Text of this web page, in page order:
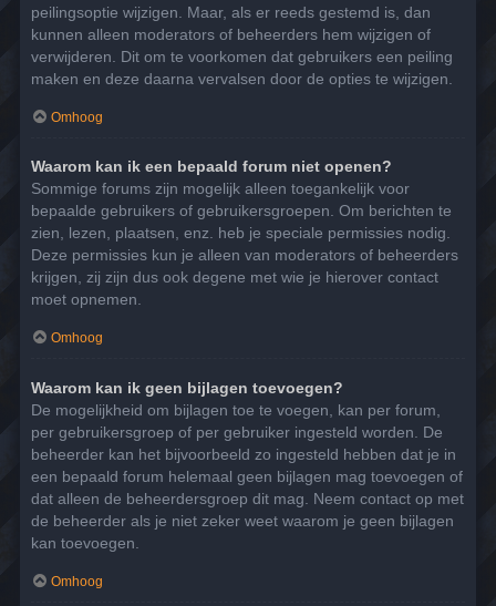
peilingsoptie wijzigen. Maar, als er reeds gestemd is, dan
kunnen alleen moderators of beheerders hem wijzigen of
verwijderen. Dit om te voorkomen dat gebruikers een peiling
maken en deze daarna vervalsen door de opties te wijzigen.
Omhoog
Waarom kan ik een bepaald forum niet openen?
Sommige forums zijn mogelijk alleen toegankelijk voor
bepaalde gebruikers of gebruikersgroepen. Om berichten te
zien, lezen, plaatsen, enz. heb je speciale permissies nodig.
Deze permissies kun je alleen van moderators of beheerders
krijgen, zij zijn dus ook degene met wie je hierover contact
moet opnemen.
Omhoog
Waarom kan ik geen bijlagen toevoegen?
De mogelijkheid om bijlagen toe te voegen, kan per forum,
per gebruikersgroep of per gebruiker ingesteld worden. De
beheerder kan het bijvoorbeeld zo ingesteld hebben dat je in
een bepaald forum helemaal geen bijlagen mag toevoegen of
dat alleen de beheerdersgroep dit mag. Neem contact op met
de beheerder als je niet zeker weet waarom je geen bijlagen
kan toevoegen.
Omhoog